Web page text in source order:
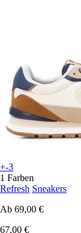
+-3
1 Farben
Refresh Sneakers
Ab 69,00 €
67,00 €